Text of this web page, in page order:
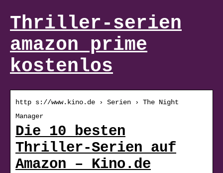
Thriller-serien
amazon prime
kostenlos
http s://www.kino.de › Serien › The Night
Manager
Die 10 besten
Thriller-Serien auf
Amazon – Kino.de